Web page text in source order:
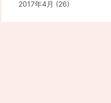
2017年4月 (26)